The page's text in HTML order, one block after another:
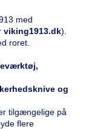
med
viking1913.dk).
roret.
og
tilgængelige på
flere